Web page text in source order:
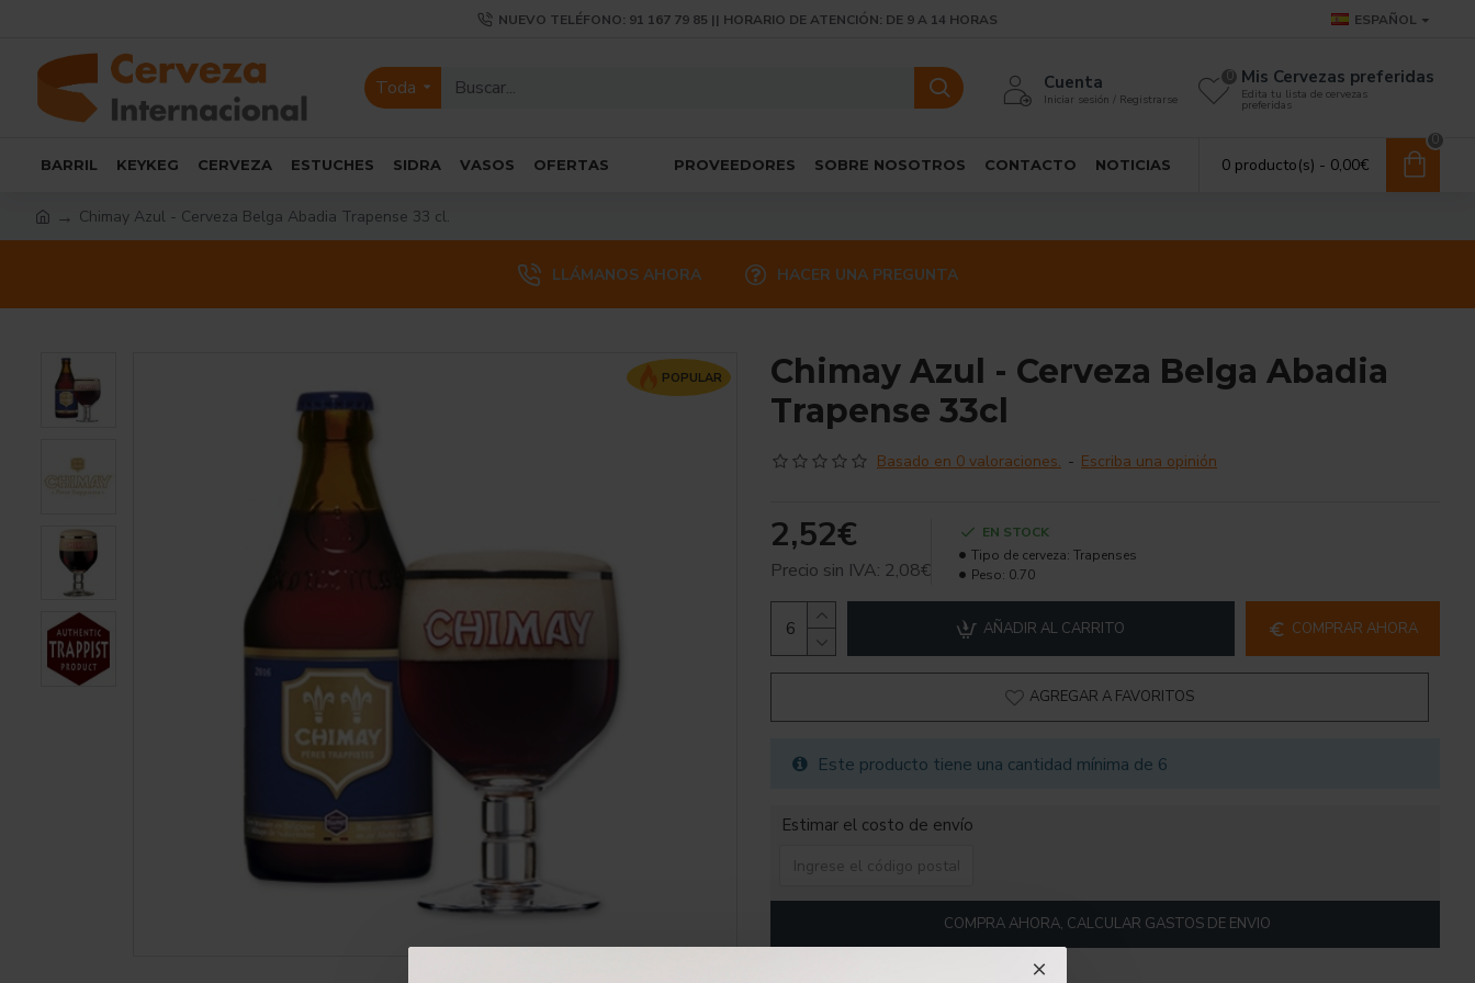
NUEVO TELÉFONO: 91 167 79 85 || HORARIO DE ATENCIÓN: DE 9 A 14 HORAS ESPAÑOL
Toda Cuenta
Iniciar sesión / Registrarse
Mis Cervezas preferidas
Edita tu lista de cervezas
preferidas
0
BARRIL KEYKEG CERVEZA ESTUCHES SIDRA VASOS OFERTAS PROVEEDORES SOBRE NOSOTROS CONTACTO NOTICIAS 0 producto(s) - 0,00€
0
Chimay Azul - Cerveza Belga Abadia Trapense 33 cl.
LLÁMANOS AHORA HACER UNA PREGUNTA
POPULAR
Chimay Azul - Cerveza Belga Abadia
Trapense 33cl
Basado en 0 valoraciones. - Escriba una opinión
2,52€
Precio sin IVA: 2,08€
EN STOCK
Tipo de cerveza: Trapenses
Peso: 0.70
AÑADIR AL CARRITO COMPRAR AHORA
AGREGAR A FAVORITOS
Este producto tiene una cantidad mínima de 6
Estimar el costo de envío
COMPRA AHORA, CALCULAR GASTOS DE ENVIO